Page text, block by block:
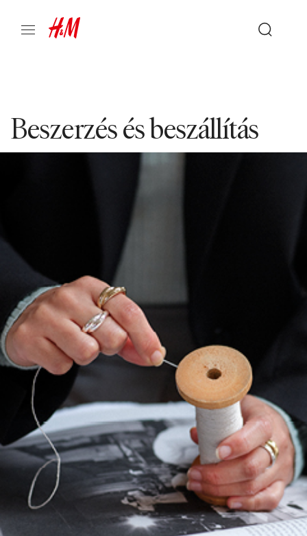
Beszerzés és beszállítás